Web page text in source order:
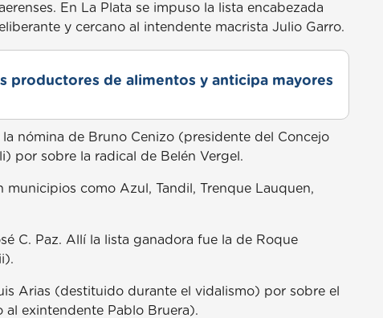
En La Plata se impuso la lista encabezada
y cercano al intendente macrista Julio Garro.
productores de alimentos y anticipa mayores
nómina de Bruno Cenizo (presidente del Concejo
por sobre la radical de Belén Vergel.
municipios como Azul, Tandil, Trenque Lauquen,
C. Paz. Allí la lista ganadora fue la de Roque
Arias (destituido durante el vidalismo) por sobre el
exintendente Pablo Bruera).